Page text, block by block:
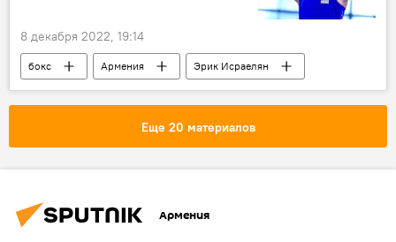
8 декабря 2022, 19:14
бокс Армения
Эрик Исраелян
Спорт
Новости Армения
Еще 20 материалов
Армения